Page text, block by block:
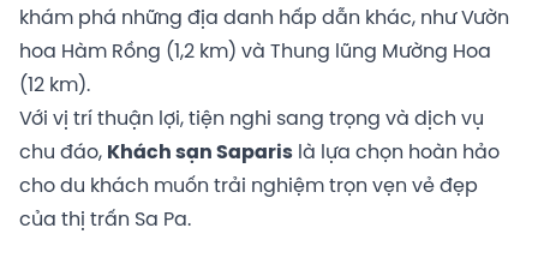
khám phá những địa danh hấp dẫn khác, như Vườn
hoa Hàm Rồng (1,2 km) và Thung lũng Mường Hoa
(12 km).
Với vị trí thuận lợi, tiện nghi sang trọng và dịch vụ
chu đáo, Khách sạn Saparis là lựa chọn hoàn hảo
cho du khách muốn trải nghiệm trọn vẹn vẻ đẹp
của thị trấn Sa Pa.